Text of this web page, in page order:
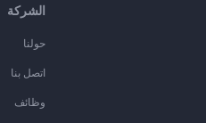
الشركة
حولنا
اتصل بنا
وظائف